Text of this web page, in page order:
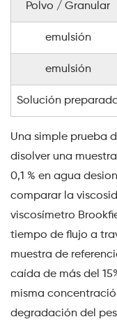
Polvo / Granular
emulsión
emulsión
Solución
Una simple prueba
disolver una
0,1 % en agua
comparar la
viscosímetro
tiempo de flujo a
muestra de
caída de más del
misma
degradación del